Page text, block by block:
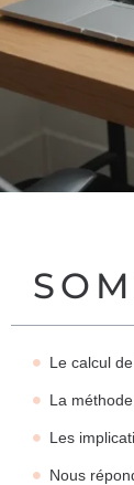
Le calcul
La
Les
Nous